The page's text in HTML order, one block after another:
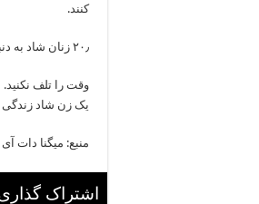
کنند.
۲۰٫ زنان شاد به دنبال یادگیری و تغییر هستند و هیچ گاه قدرت خلاقیت خود را دست‌کم نمی‌گیرند.
یک زن شاد زندگی
منبع: میگنا دات آی
اشتراک